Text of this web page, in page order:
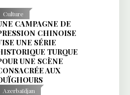
Culture
CAMPAGNE DE
CHINOISE
UNE SÉRIE
TURQUE
UNE SCÈNE
AUX
Azerbaïdjan